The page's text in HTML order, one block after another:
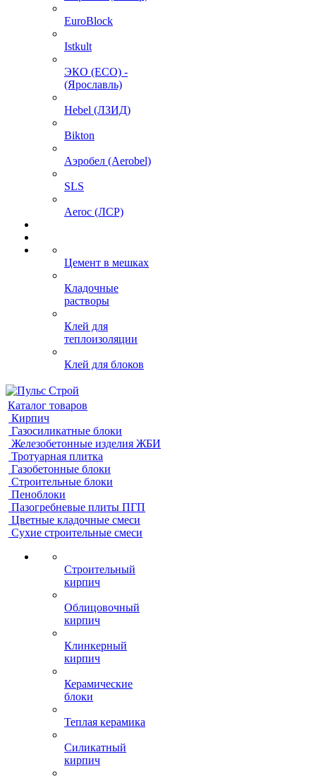
EuroBlock
Istkult
ЭКО (ECO) -
(Ярославль)
Hebel (ЛЗИД)
Bikton
Аэробел (Aerobel)
SLS
Aeroc (ЛСР)
Цемент в мешках
Кладочные
растворы
Клей для
теплоизоляции
Клей для блоков
Каталог товаров
Кирпич
Газосиликатные блоки
Железобетонные изделия ЖБИ
Тротуарная плитка
Газобетонные блоки
Строительные блоки
Пеноблоки
Пазогребневые плиты ПГП
Цветные кладочные смеси
Сухие строительные смеси
Строительный
кирпич
Облицовочный
кирпич
Клинкерный
кирпич
Керамические
блоки
Теплая керамика
Силикатный
кирпич